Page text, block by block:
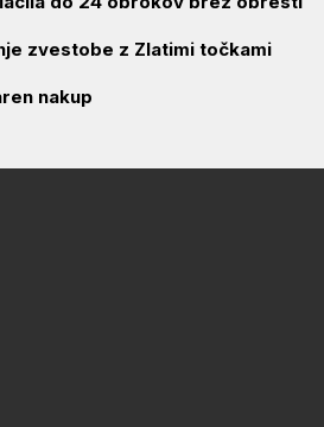
zvestobe z Zlatimi točkami
nakup